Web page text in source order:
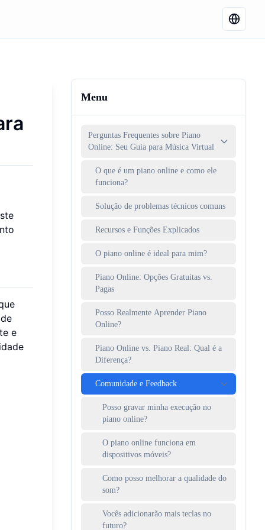
e
Menu
Perguntas Frequentes sobre Piano
Online: Seu Guia para Música Virtual
O que é um piano online e como ele
funciona?
Solução de problemas técnicos comuns
Recursos e Funções Explicados
O piano online é ideal para mim?
Piano Online: Opções Gratuitas vs.
Pagas
Posso Realmente Aprender Piano
Online?
Piano Online vs. Piano Real: Qual é a
Diferença?
Comunidade e Feedback
Posso gravar minha execução no
piano online?
O piano online funciona em
dispositivos móveis?
Como posso melhorar a qualidade do
som?
Vocês adicionarão mais teclas no
futuro?